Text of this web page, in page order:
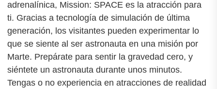
adrenalínica, Mission: SPACE es la atracción para
ti. Gracias a tecnología de simulación de última
generación, los visitantes pueden experimentar lo
que se siente al ser astronauta en una misión por
Marte. Prepárate para sentir la gravedad cero, y
siéntete un astronauta durante unos minutos.
Tengas o no experiencia en atracciones de realidad